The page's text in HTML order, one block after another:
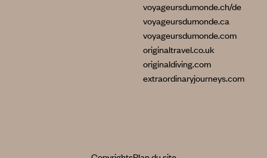
voyageursdumonde.ch/de
voyageursdumonde.ca
voyageursdumonde.com
originaltravel.co.uk
originaldiving.com
extraordinaryjourneys.com